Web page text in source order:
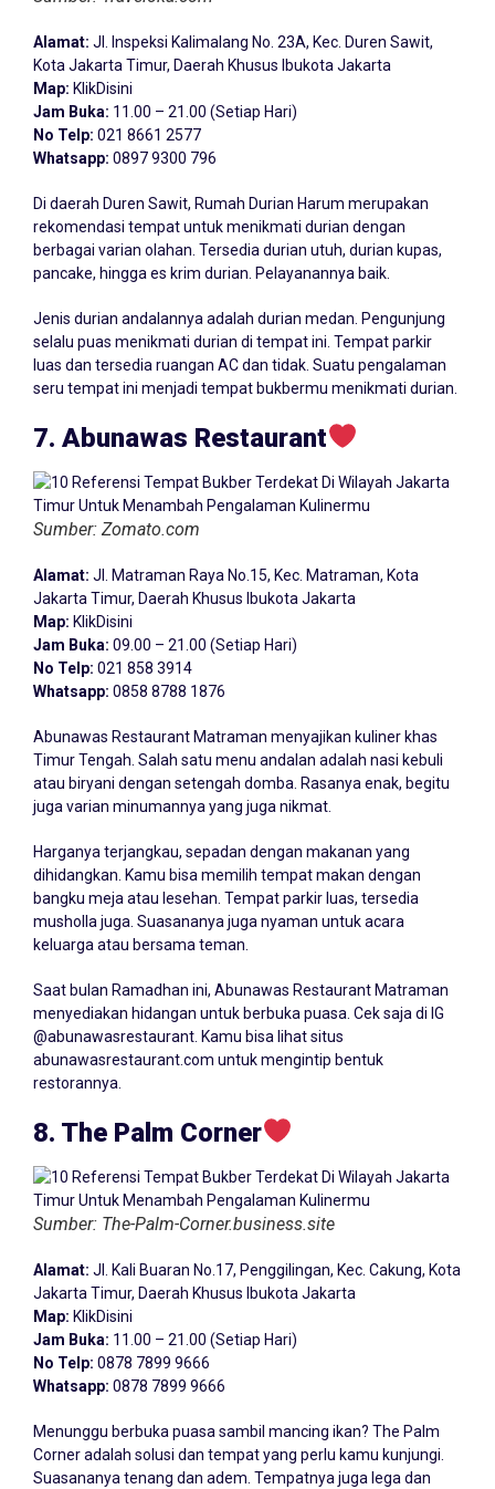
Alamat: Jl. Inspeksi Kalimalang No. 23A, Kec. Duren Sawit,
Kota Jakarta Timur, Daerah Khusus Ibukota Jakarta
Map: KlikDisini
Jam Buka: 11.00 – 21.00 (Setiap Hari)
No Telp: 021 8661 2577
Whatsapp: 0897 9300 796
Di daerah Duren Sawit, Rumah Durian Harum merupakan
rekomendasi tempat untuk menikmati durian dengan
berbagai varian olahan. Tersedia durian utuh, durian kupas,
pancake, hingga es krim durian. Pelayanannya baik.
Jenis durian andalannya adalah durian medan. Pengunjung
selalu puas menikmati durian di tempat ini. Tempat parkir
luas dan tersedia ruangan AC dan tidak. Suatu pengalaman
seru tempat ini menjadi tempat bukbermu menikmati durian.
7. Abunawas Restaurant
Sumber: Zomato.com
Alamat: Jl. Matraman Raya No.15, Kec. Matraman, Kota
Jakarta Timur, Daerah Khusus Ibukota Jakarta
Map: KlikDisini
Jam Buka: 09.00 – 21.00 (Setiap Hari)
No Telp: 021 858 3914
Whatsapp: 0858 8788 1876
Abunawas Restaurant Matraman menyajikan kuliner khas
Timur Tengah. Salah satu menu andalan adalah nasi kebuli
atau biryani dengan setengah domba. Rasanya enak, begitu
juga varian minumannya yang juga nikmat.
Harganya terjangkau, sepadan dengan makanan yang
dihidangkan. Kamu bisa memilih tempat makan dengan
bangku meja atau lesehan. Tempat parkir luas, tersedia
musholla juga. Suasananya juga nyaman untuk acara
keluarga atau bersama teman.
Saat bulan Ramadhan ini, Abunawas Restaurant Matraman
menyediakan hidangan untuk berbuka puasa. Cek saja di IG
@abunawasrestaurant. Kamu bisa lihat situs
abunawasrestaurant.com untuk mengintip bentuk
restorannya.
8. The Palm Corner
Sumber: The-Palm-Corner.business.site
Alamat: Jl. Kali Buaran No.17, Penggilingan, Kec. Cakung, Kota
Jakarta Timur, Daerah Khusus Ibukota Jakarta
Map: KlikDisini
Jam Buka: 11.00 – 21.00 (Setiap Hari)
No Telp: 0878 7899 9666
Whatsapp: 0878 7899 9666
Menunggu berbuka puasa sambil mancing ikan? The Palm
Corner adalah solusi dan tempat yang perlu kamu kunjungi.
Suasananya tenang dan adem. Tempatnya juga lega dan